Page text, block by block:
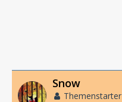
Snow
Themenstarter